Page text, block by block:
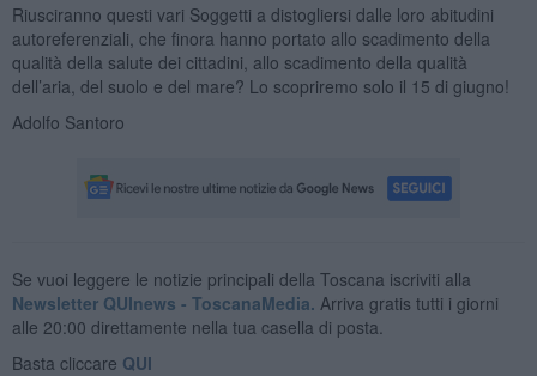
Riusciranno questi vari Soggetti a distogliersi dalle loro abitudini
autoreferenziali, che finora hanno portato allo scadimento della
qualità della salute dei cittadini, allo scadimento della qualità
dell’aria, del suolo e del mare? Lo scopriremo solo il 15 di giugno!
Adolfo Santoro
Se vuoi leggere le notizie principali della Toscana iscriviti alla
Newsletter QUInews - ToscanaMedia. Arriva gratis tutti i giorni
alle 20:00 direttamente nella tua casella di posta.
Basta cliccare QUI